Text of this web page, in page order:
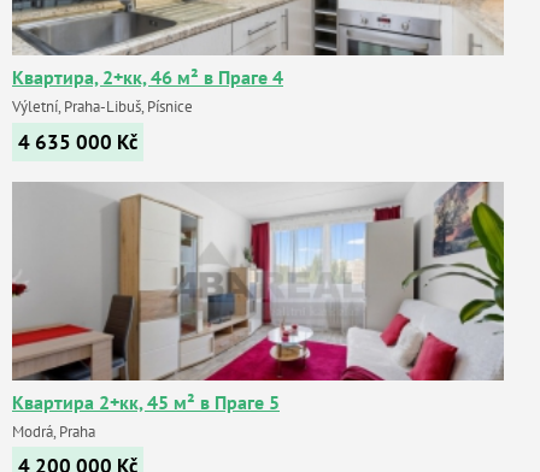
Квартира, 2+кк, 46 м² в Праге 4
Výletní, Praha-Libuš, Písnice
4 635 000 Kč
Квартира 2+кк, 45 м² в Праге 5
Modrá, Praha
4 200 000 Kč